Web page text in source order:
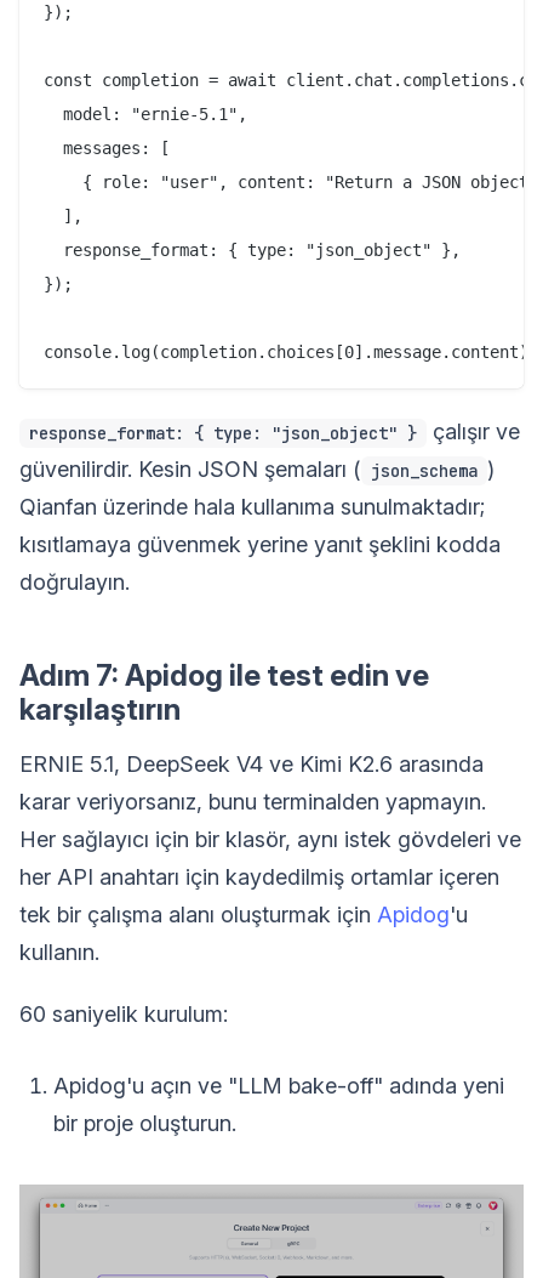
});
const completion = await
  model: "ernie-5.1",
  messages: [
{ role: "user", content: "Return a JSON object
  ],
  response_format: { type: "json_object" },
});
response_format: { type: "json_object" }
çalışır ve
güvenilirdir. Kesin JSON şemaları ( json_schema )
Qianfan üzerinde hala kullanıma sunulmaktadır;
kısıtlamaya güvenmek yerine yanıt şeklini kodda
doğrulayın.
Adım 7: Apidog ile test edin ve
karşılaştırın
ERNIE 5.1, DeepSeek V4 ve Kimi K2.6 arasında
karar veriyorsanız, bunu terminalden yapmayın.
Her sağlayıcı için bir klasör, aynı istek gövdeleri ve
her API anahtarı için kaydedilmiş ortamlar içeren
tek bir çalışma alanı oluşturmak için Apidog'u
kullanın.
60 saniyelik kurulum:
Apidog'u açın ve "LLM bake-off" adında yeni
bir proje oluşturun.